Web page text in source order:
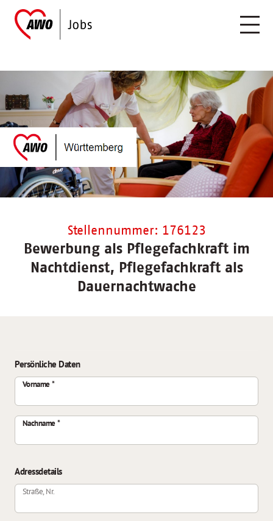
Stellennummer: 176123
Bewerbung als Pflegefachkraft im
Nachtdienst, Pflegefachkraft als
Dauernachtwache
Persönliche Daten
Vorname
Nachname
Adressdetails
Straße, Nr.